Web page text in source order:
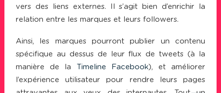
vers des liens externes. Il s’agit bien d’enrichir la
relation entre les marques et leurs followers.
Ainsi, les marques pourront publier un contenu
spécifique au dessus de leur flux de tweets (à la
manière de la
Timeline Facebook), et améliorer
l’expérience utilisateur pour rendre leurs pages